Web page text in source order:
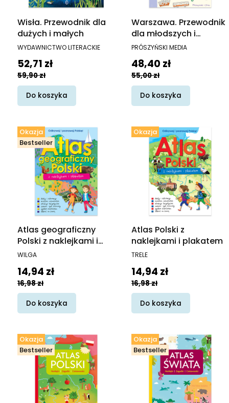
Wisła. Przewodnik dla
dużych i małych
PRODUCENT
WYDAWNICTWO LITERACKIE
Cena promocyjna
52,71 zł
59,90 zł
Do koszyka
Warszawa. Przewodnik
dla młodszych i
starszych podróżników
PRODUCENT
PRÓSZYŃSKI MEDIA
Cena promocyjna
48,40 zł
55,00 zł
Do koszyka
Okazja
Bestseller
Atlas geograficzny
Polski z naklejkami i
plakatem
PRODUCENT
WILGA
Cena promocyjna
14,94 zł
16,98 zł
Do koszyka
Okazja
Atlas Polski z
naklejkami i plakatem
PRODUCENT
TRELE
Cena promocyjna
14,94 zł
16,98 zł
Do koszyka
Okazja
Bestseller
Okazja
Bestseller